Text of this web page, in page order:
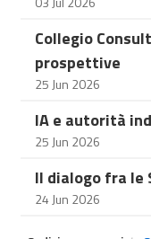
Collegio
prospettive
25 Jun 2026
IA e autorità
25 Jun 2026
Il dialogo fra le
24 Jun 2026